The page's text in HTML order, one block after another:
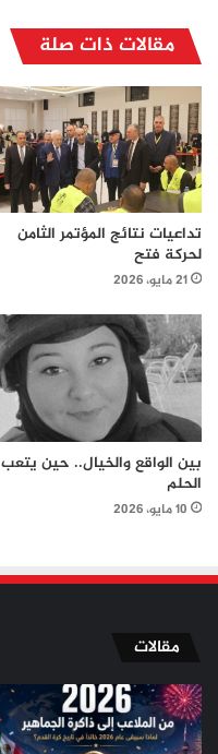
مقالات ذات صلة
تداعيات نتائج المؤتمر الثامن
لحركة فتح
21 مايو، 2026
بين الواقع والخيال.. حين يتعب
الحلم
10 مايو، 2026
مقالات
من
الملاعب
إلى